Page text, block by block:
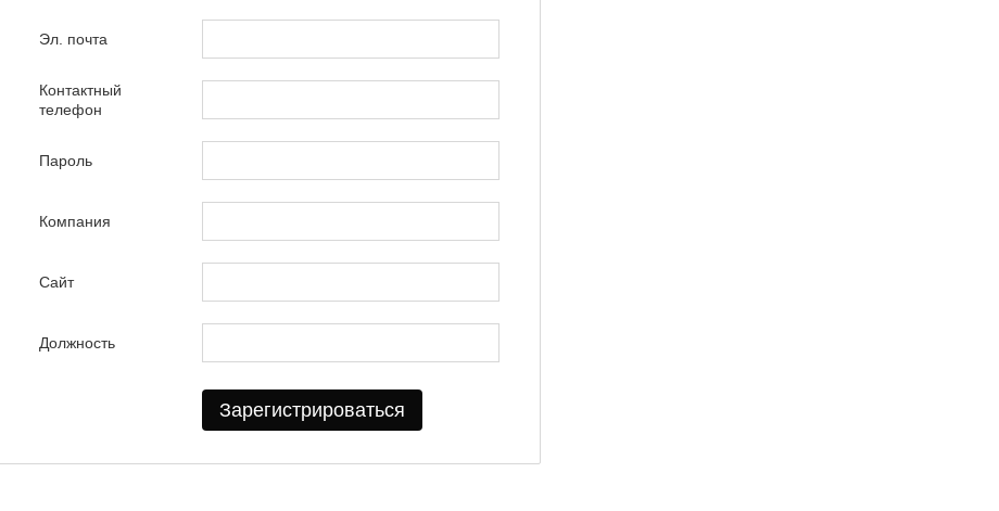
Эл. почта
Контактный
телефон
Пароль
Компания
Сайт
Должность
Зарегистрироваться